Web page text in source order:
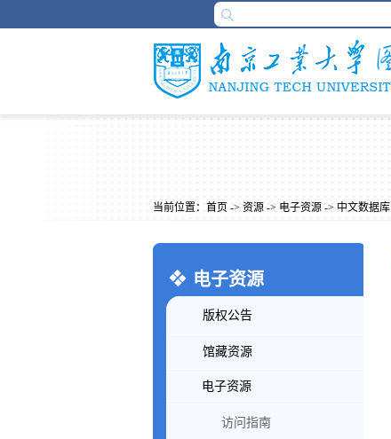
当前位置： 首页 -> 资源 -> 电子资源 -> 中文数据库
电子资源
版权公告
馆藏资源
电子资源
访问指南